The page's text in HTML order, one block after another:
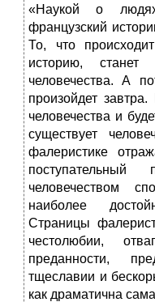
«Наукой о
французский
То, что
историю, станет
человечества. А
произойдет
человечества и
существует
фалеристике
поступательный
человечеством
наиболее
Страницы
честолюбии,
преданности,
тщеславии и
как драматична